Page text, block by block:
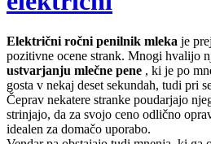
Kako izbrati potovalni aparat za
Espresso tonik – osvežilna
vsi članki
Uvod
Druge znamke / dodatki
Penilnik mleka - električni